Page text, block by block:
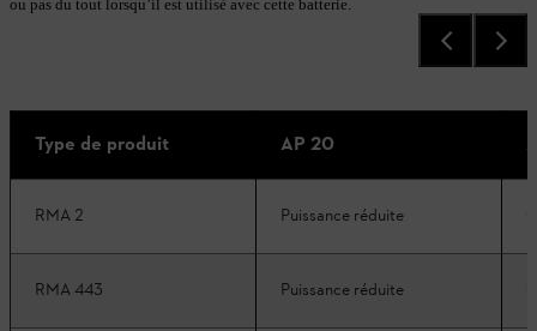
ou pas du tout lorsqu’il est utilisé avec cette batterie.
Type de produit AP 20
RMA 2 Puissance réduite
RMA 443 Puissance réduite